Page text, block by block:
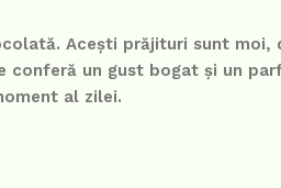
Acești prăjituri sunt moi,
un gust bogat și un
al zilei.